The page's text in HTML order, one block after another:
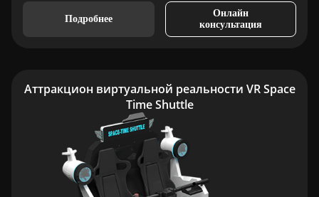
Подробнее
Онлайн
консультация
Аттракцион виртуальной реальности VR Space
Time Shuttle